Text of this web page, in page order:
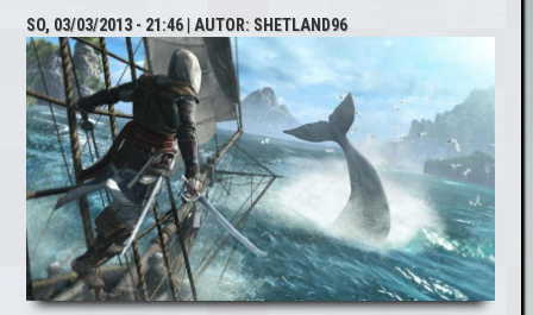
SO, 03/03/2013 - 21:46| AUTOR: SHETLAND96